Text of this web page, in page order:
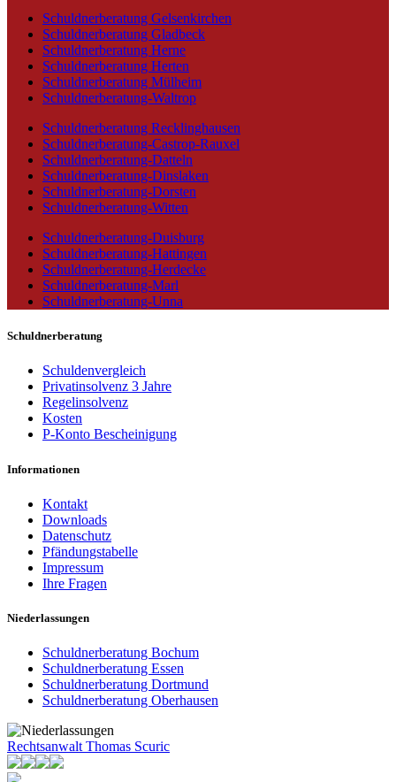
Schuldnerberatung Gelsenkirchen
Schuldnerberatung Gladbeck
Schuldnerberatung Herne
Schuldnerberatung Herten
Schuldnerberatung Mülheim
Schuldnerberatung-Waltrop
Schuldnerberatung Recklinghausen
Schuldnerberatung-Castrop-Rauxel
Schuldnerberatung-Datteln
Schuldnerberatung-Dinslaken
Schuldnerberatung-Dorsten
Schuldnerberatung-Witten
Schuldnerberatung-Duisburg
Schuldnerberatung-Hattingen
Schuldnerberatung-Herdecke
Schuldnerberatung-Marl
Schuldnerberatung-Unna
Schuldnerberatung
Schuldenvergleich
Privatinsolvenz 3 Jahre
Regelinsolvenz
Kosten
P-Konto Bescheinigung
Informationen
Kontakt
Downloads
Datenschutz
Pfändungstabelle
Impressum
Ihre Fragen
Niederlassungen
Schuldnerberatung Bochum
Schuldnerberatung Essen
Schuldnerberatung Dortmund
Schuldnerberatung Oberhausen
Rechtsanwalt Thomas Scuric